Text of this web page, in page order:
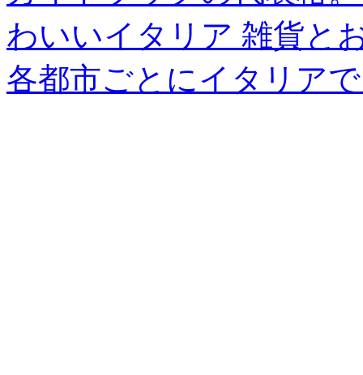
わいいイタリア 雑貨と
各都市ごとにイタリア